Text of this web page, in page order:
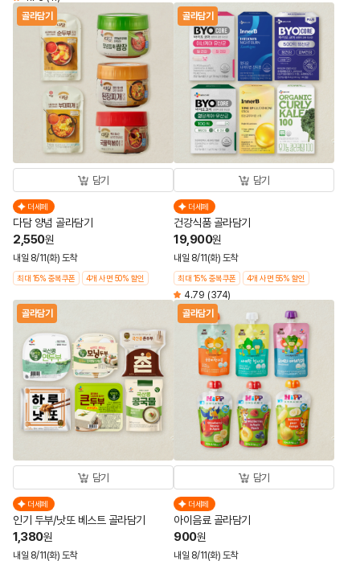
골라담기
담기
더세페
다담 양념 골라담기
2,550원
내일 8/11(화) 도착
최대 15% 중복쿠폰 4개 사면 50% 할인
골라담기
담기
더세페
건강식품 골라담기
19,900원
내일 8/11(화) 도착
최대 15% 중복쿠폰 4개 사면 55% 할인
4.79 (374)
골라담기
담기
더세페
인기 두부/낫또 베스트 골라담기
1,380원
내일 8/11(화) 도착
골라담기
담기
더세페
아이음료 골라담기
900원
내일 8/11(화) 도착